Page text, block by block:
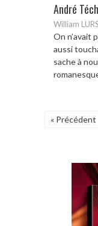
André
William
On n’avait
aussi
sache à
« Précédent